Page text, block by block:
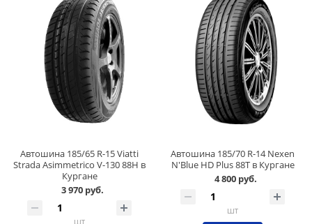
Автошина 185/65 R-15 Viatti
Strada Asimmetrico V-130 88H в
Кургане
3 970 руб.
шт
Автошина 185/70 R-14 Nexen
N'Blue HD Plus 88T в Кургане
4 800 руб.
шт